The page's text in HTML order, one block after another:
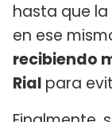
hasta que
en ese
recibiendo
Rial para